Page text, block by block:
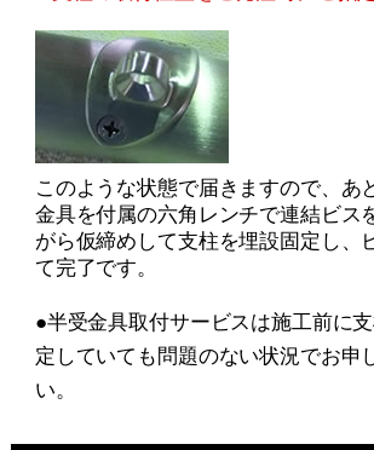
このような状態で届きますので、あ
金具を付属の六角レンチで連結ビス
がら仮締めして支柱を埋設固定し、
て完了です。
●半受金具取付サービスは施工前に
定していても問題のない状況でお申
い。